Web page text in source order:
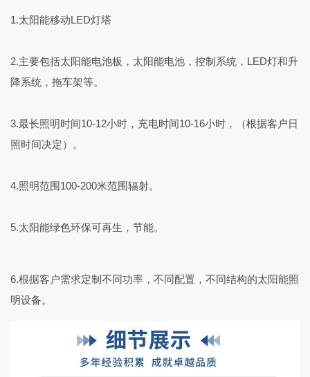
1.太阳能移动LED灯塔
2.主要包括太阳能电池板，太阳能电池，控制系统，LED灯和升
降系统，拖车架等。
3.最长照明时间10-12小时，充电时间10-16小时，（根据客户日
照时间决定）。
4.照明范围100-200米范围辐射。
5.太阳能绿色环保可再生，节能。
6.根据客户需求定制不同功率，不同配置，不同结构的太阳能照
明设备。